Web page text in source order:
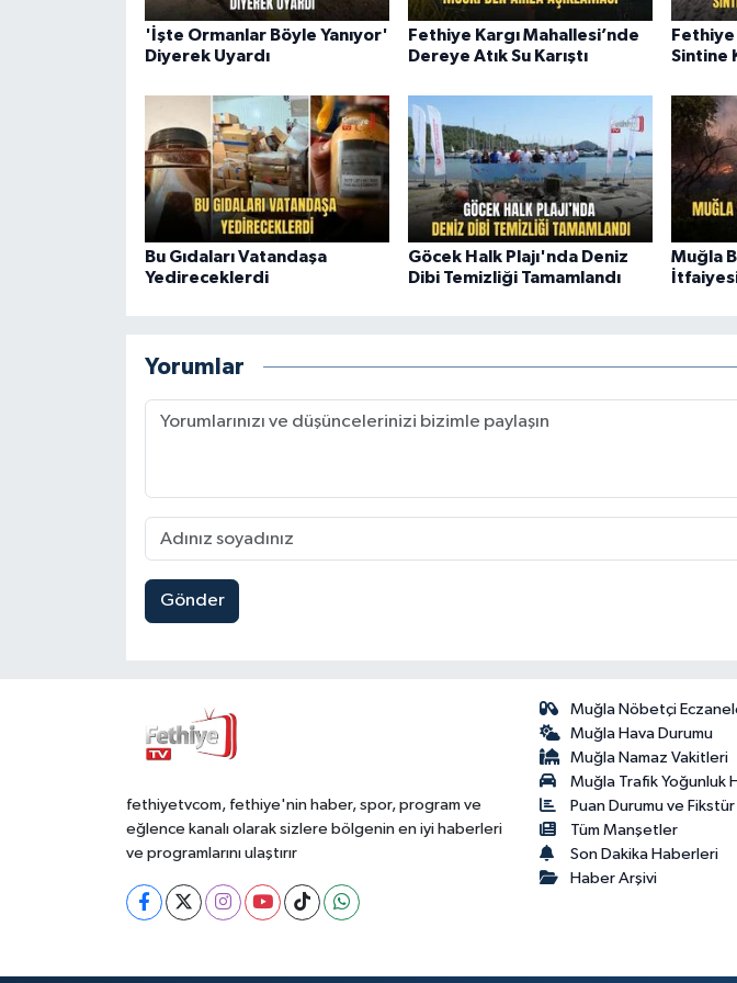
'İşte Ormanlar Böyle Yanıyor'
Diyerek Uyardı
Fethiye Kargı Mahallesi’nde
Dereye Atık Su Karıştı
Fethiye
Sintine
Bu Gıdaları Vatandaşa
Yedireceklerdi
Göcek Halk Plajı'nda Deniz
Dibi Temizliği Tamamlandı
Muğla
Yorumlar
Gönder
fethiyetvcom, fethiye'nin haber, spor, program ve
eğlence kanalı olarak sizlere bölgenin en iyi haberleri
ve programlarını ulaştırır
Muğla Nöbetçi
Muğla Hava Durumu
Muğla Namaz Vakitleri
Muğla Trafik Yoğunluk
Puan Durumu ve Fikstür
Tüm Manşetler
Son Dakika Haberleri
Haber Arşivi